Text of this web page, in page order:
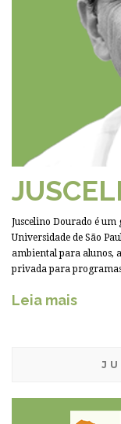
Juscelino Dourado é
Universidade de São
ambiental para alunos,
privada para
Leia mais